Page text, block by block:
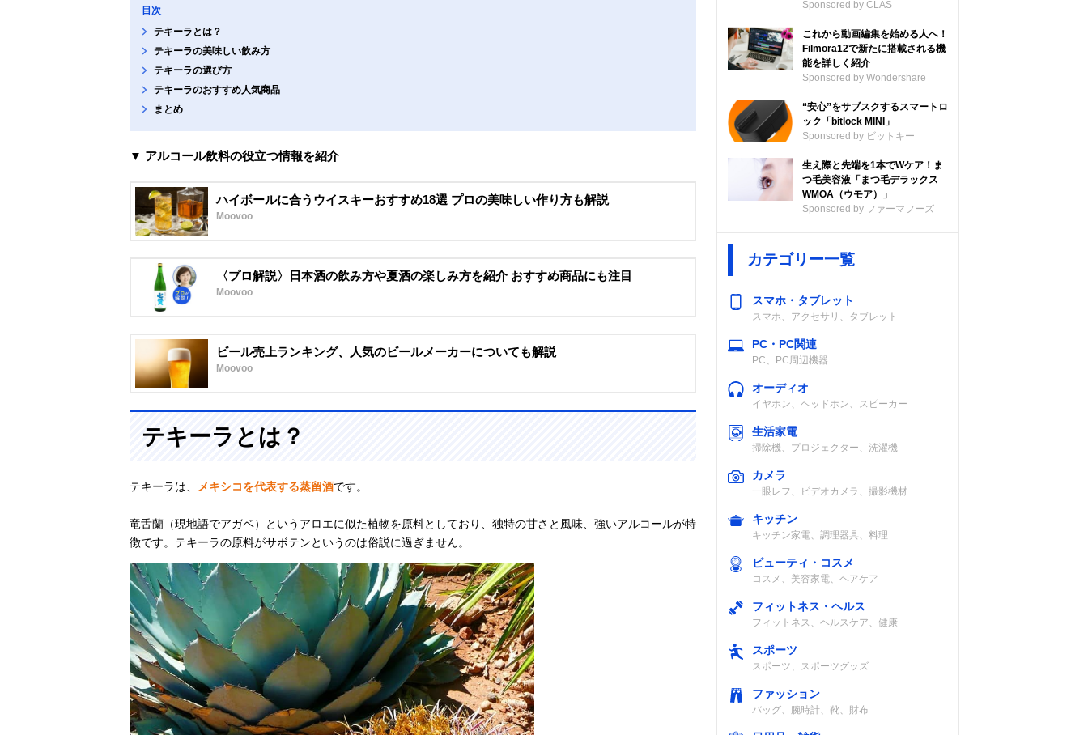
目次
テキーラとは？
テキーラの美味しい飲み方
テキーラの選び方
テキーラのおすすめ人気商品
まとめ
▼ アルコール飲料の役立つ情報を紹介
ハイボールに合うウイスキーおすすめ18選 プロの美味しい作り方も解説
Moovoo
〈プロ解説〉日本酒の飲み方や夏酒の楽しみ方を紹介 おすすめ商品にも注目
Moovoo
ビール売上ランキング、人気のビールメーカーについても解説
Moovoo
テキーラとは？
テキーラは、 メキシコを代表する蒸留酒です。
竜舌蘭（現地語でアガベ）というアロエに似た植物を原料としており、独特の甘さと風味、強いアルコールが特
徴です。テキーラの原料がサボテンというのは俗説に過ぎません。
Sponsored by CLAS
これから動画編集を始める人へ！
Filmora12で新たに搭載される機
能を詳しく紹介
Sponsored by Wondershare
“安心”をサブスクするスマートロ
ック「bitlock MINI」
Sponsored by ビットキー
生え際と先端を1本でWケア！ま
つ毛美容液「まつ毛デラックス
WMOA（ウモア）」
Sponsored by ファーマフーズ
カテゴリー一覧
スマホ・タブレット
スマホ、アクセサリ、タブレット
PC・PC関連
PC、PC周辺機器
オーディオ
イヤホン、ヘッドホン、スピーカー
生活家電
掃除機、プロジェクター、洗濯機
カメラ
一眼レフ、ビデオカメラ、撮影機材
キッチン
キッチン家電、調理器具、料理
ビューティ・コスメ
コスメ、美容家電、ヘアケア
フィットネス・ヘルス
フィットネス、ヘルスケア、健康
スポーツ
スポーツ、スポーツグッズ
ファッション
バッグ、腕時計、靴、財布